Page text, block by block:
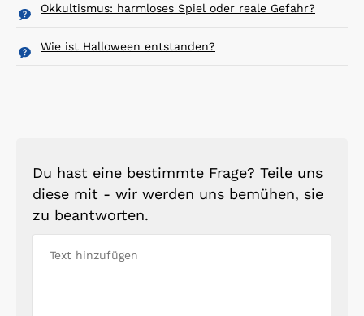
Okkultismus: harmloses Spiel oder reale Gefahr?
Wie ist Halloween entstanden?
Du hast eine bestimmte Frage? Teile uns
diese mit - wir werden uns bemühen, sie
zu beantworten.